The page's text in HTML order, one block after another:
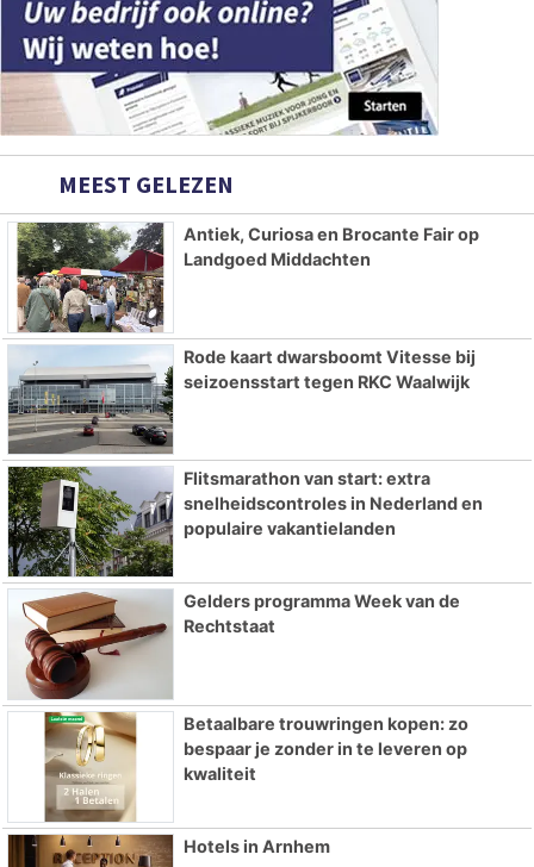
MEEST GELEZEN
Antiek, Curiosa en Brocante Fair op
Landgoed Middachten
Rode kaart dwarsboomt Vitesse bij
seizoensstart tegen RKC Waalwijk
Flitsmarathon van start: extra
snelheidscontroles in Nederland en
populaire vakantielanden
Gelders programma Week van de
Rechtstaat
Betaalbare trouwringen kopen: zo
bespaar je zonder in te leveren op
kwaliteit
Hotels in Arnhem